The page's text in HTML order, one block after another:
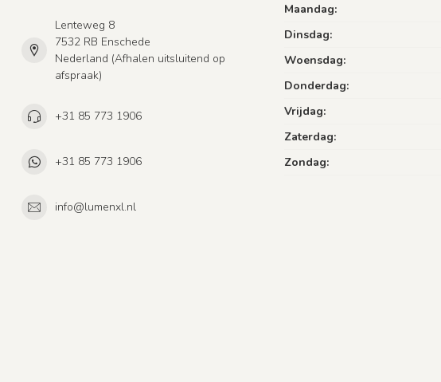
Lenteweg 8
7532 RB Enschede
Nederland (Afhalen uitsluitend op
afspraak)
+31 85 773 1906
+31 85 773 1906
info@lumenxl.nl
Maandag:
Dinsdag:
Woensdag:
Donderdag:
Vrijdag:
Zaterdag:
Zondag: